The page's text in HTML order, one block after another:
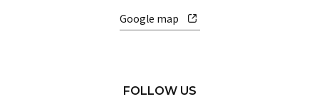
Google map
FOLLOW US